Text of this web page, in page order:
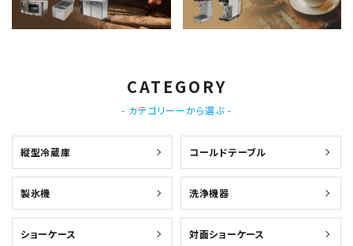
CATEGORY
- カテゴリーーから選ぶ -
縦型冷蔵庫 コールドテーブル
製氷機 洗浄機器
ショーケース 対面ショーケース